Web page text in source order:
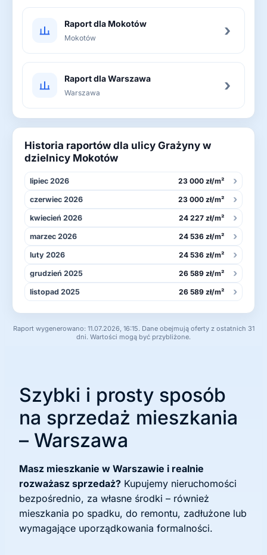
Raport dla Mokotów
Mokotów ›
Raport dla Warszawa
Warszawa ›
Historia raportów dla ulicy Grażyny w
dzielnicy Mokotów
lipiec 2026 23 000 zł/m² ›
czerwiec 2026 23 000 zł/m² ›
kwiecień 2026 24 227 zł/m² ›
marzec 2026 24 536 zł/m² ›
luty 2026 24 536 zł/m² ›
grudzień 2025 26 589 zł/m² ›
listopad 2025 26 589 zł/m² ›
Raport wygenerowano: 11.07.2026, 16:15. Dane obejmują oferty z ostatnich 31
dni. Wartości mogą być przybliżone.
Szybki i prosty sposób
na sprzedaż mieszkania
– Warszawa
Masz mieszkanie w Warszawie i realnie
rozważasz sprzedaż? Kupujemy nieruchomości
bezpośrednio, za własne środki – również
mieszkania po spadku, do remontu, zadłużone lub
wymagające uporządkowania formalności.